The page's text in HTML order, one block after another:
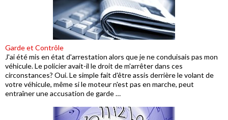
Garde et Contrôle
J'ai été mis en état d'arrestation alors que je ne conduisais pas mon
véhicule. Le policier avait-il le droit de m'arrêter dans ces
circonstances? Oui. Le simple fait d'être assis derrière le volant de
votre véhicule, même si le moteur n'est pas en marche, peut
entraîner une accusation de garde …